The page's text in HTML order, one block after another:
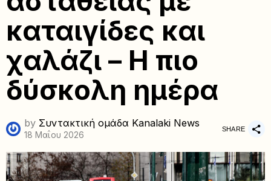
καταιγίδες και
χαλάζι – Η πιο
δύσκολη ημέρα
by Συντακτική ομάδα Kanalaki News
18 Μαΐου 2026
SHARE